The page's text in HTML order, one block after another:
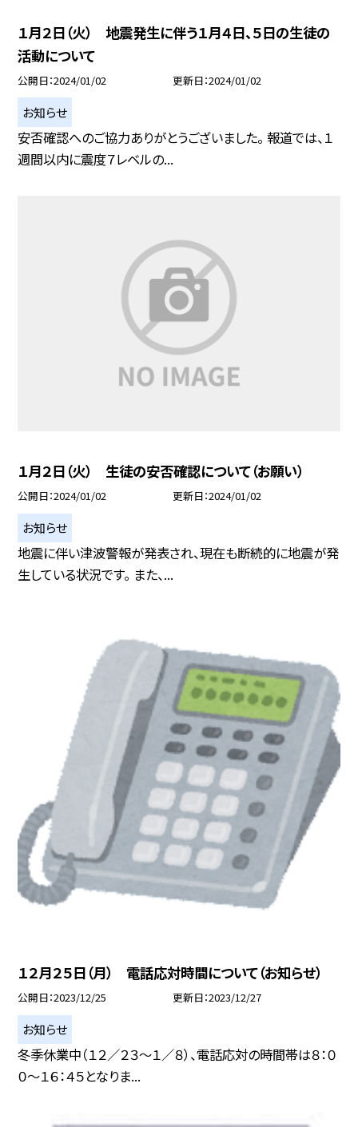
１月２日（火） 地震発生に伴う１月４日、５日の生徒の
活動について
公開日 2024/01/02 更新日 2024/01/02
お知らせ
安否確認へのご協力ありがとうございました。 報道では、１
週間以内に震度７レベルの...
１月２日（火） 生徒の安否確認について（お願い）
公開日 2024/01/02 更新日 2024/01/02
お知らせ
地震に伴い津波警報が発表され、現在も断続的に地震が発
生している状況です。 また、...
１２月２５日（月） 電話応対時間について（お知らせ）
公開日 2023/12/25 更新日 2023/12/27
お知らせ
冬季休業中（１２／２３〜１／８）、電話応対の時間帯は８：０
０〜１６：４５となりま...